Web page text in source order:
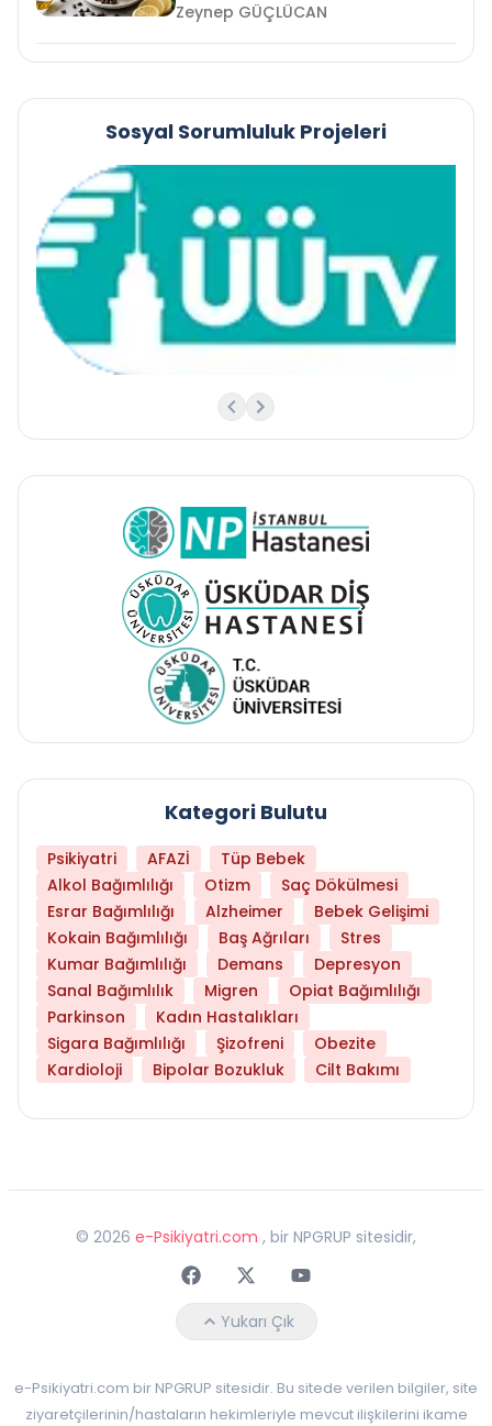
Zeynep GÜÇLÜCAN
Sosyal Sorumluluk Projeleri
Kategori Bulutu
Psikiyatri AFAZİ
Tüp Bebek
Alkol Bağımlılığı
Otizm
Saç Dökülmesi
Esrar Bağımlılığı
Alzheimer
Bebek Gelişimi
Kokain Bağımlılığı
Baş Ağrıları
Stres
Kumar Bağımlılığı
Demans
Depresyon
Sanal Bağımlılık
Migren
Opiat Bağımlılığı
Parkinson
Kadın Hastalıkları
Sigara Bağımlılığı
Şizofreni
Obezite
Kardioloji
Bipolar Bozukluk Cilt Bakımı
© 2026 e-Psikiyatri.com , bir NPGRUP sitesidir,
FaceebokTwitterYoutube
Yukarı Çık
e-Psikiyatri.com bir NPGRUP sitesidir. Bu sitede verilen bilgiler, site
ziyaretçilerinin/hastaların hekimleriyle mevcut ilişkilerini ikame